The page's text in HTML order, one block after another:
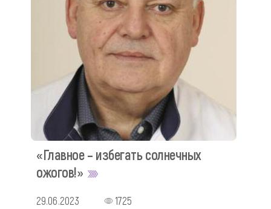
«Главное – избегать солнечных
ожогов!»
29.06.2023
1725